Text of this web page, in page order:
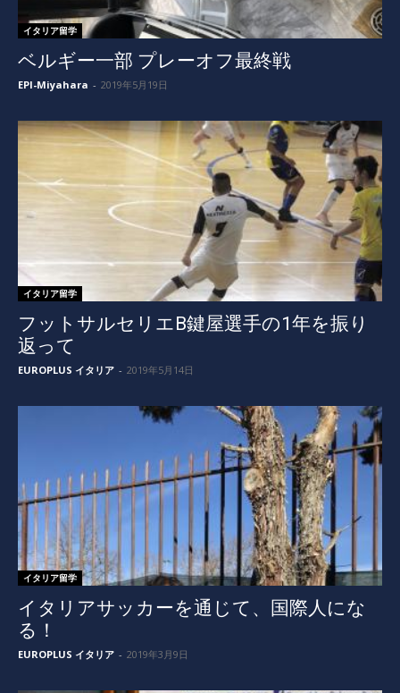
イタリア留学
ベルギー一部 プレーオフ最終戦
EPI-Miyahara - 2019年5月19日
イタリア留学
フットサルセリエB鍵屋選手の1年を振り
返って
EUROPLUS イタリア - 2019年5月14日
イタリア留学
イタリアサッカーを通じて、国際人にな
る！
EUROPLUS イタリア - 2019年3月9日